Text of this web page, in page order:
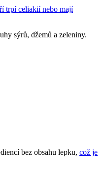
trpí celiakií nebo mají
sýrů, džemů a zeleniny.
bez obsahu lepku, což je